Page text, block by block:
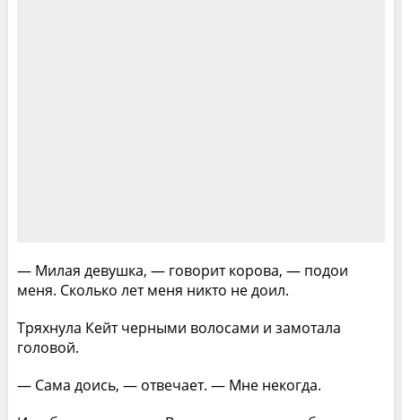
— Милая девушка, — говорит корова, — подои
меня. Сколько лет меня никто не доил.
Тряхнула Кейт черными волосами и замотала
головой.
— Сама доись, — отвечает. — Мне некогда.